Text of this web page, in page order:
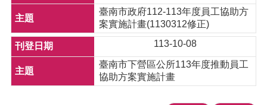
臺南市政府112-113年度員工協助方
案實施計畫(1130312修正)
113-10-08
臺南市下營區公所113年度推動員工
協助方案實施計畫